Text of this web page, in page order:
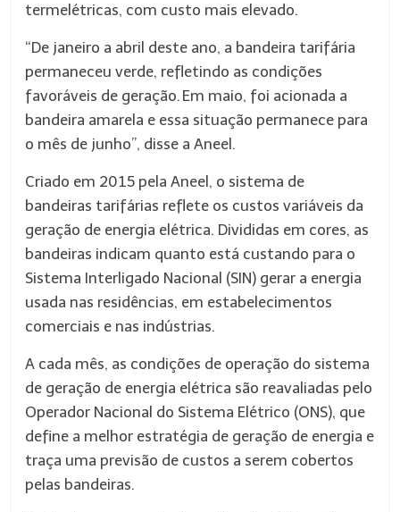
termelétricas, com custo mais elevado.
“De janeiro a abril deste ano, a bandeira tarifária
permaneceu verde, refletindo as condições
favoráveis de geração. Em maio, foi acionada a
bandeira amarela e essa situação permanece para
o mês de junho”, disse a Aneel.
Criado em 2015 pela Aneel, o sistema de
bandeiras tarifárias reflete os custos variáveis da
geração de energia elétrica. Divididas em cores, as
bandeiras indicam quanto está custando para o
Sistema Interligado Nacional (SIN) gerar a energia
usada nas residências, em estabelecimentos
comerciais e nas indústrias.
A cada mês, as condições de operação do sistema
de geração de energia elétrica são reavaliadas pelo
Operador Nacional do Sistema Elétrico (ONS), que
define a melhor estratégia de geração de energia e
traça uma previsão de custos a serem cobertos
pelas bandeiras.